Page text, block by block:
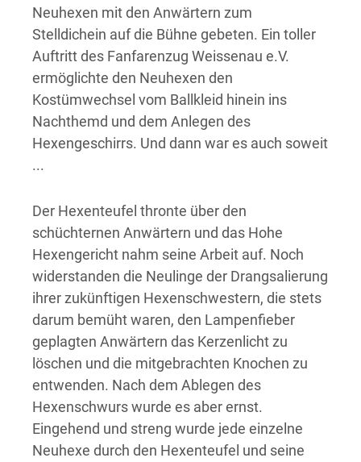
Neuhexen mit den Anwärtern zum
Stelldichein auf die Bühne gebeten. Ein toller
Auftritt des Fanfarenzug Weissenau e.V.
ermöglichte den Neuhexen den
Kostümwechsel vom Ballkleid hinein ins
Nachthemd und dem Anlegen des
Hexengeschirrs. Und dann war es auch soweit
...
Der Hexenteufel thronte über den
schüchternen Anwärtern und das Hohe
Hexengericht nahm seine Arbeit auf. Noch
widerstanden die Neulinge der Drangsalierung
ihrer zukünftigen Hexenschwestern, die stets
darum bemüht waren, den Lampenfieber
geplagten Anwärtern das Kerzenlicht zu
löschen und die mitgebrachten Knochen zu
entwenden. Nach dem Ablegen des
Hexenschwurs wurde es aber ernst.
Eingehend und streng wurde jede einzelne
Neuhexe durch den Hexenteufel und seine